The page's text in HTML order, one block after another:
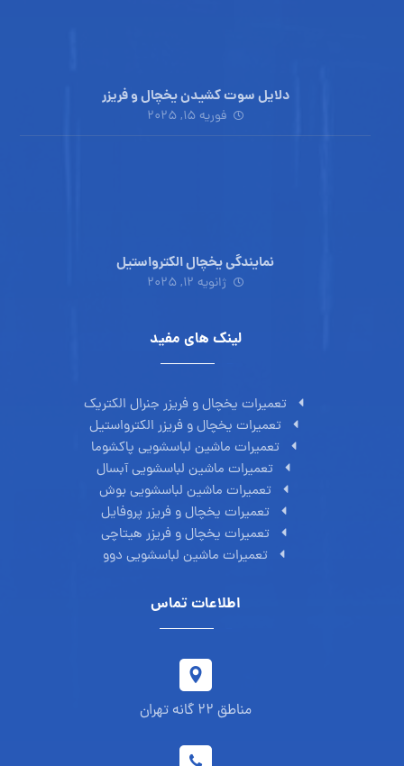
دلایل سوت کشیدن یخچال و فریزر
فوریه ۱۵, ۲۰۲۵
نمایندگی یخچال الکترواستیل
ژانویه ۱۲, ۲۰۲۵
لینک های مفید
تعمیرات یخچال و فریزر جنرال الکتریک
تعمیرات یخچال و فریزر الکترواستیل
تعمیرات ماشین لباسشویی پاکشوما
تعمیرات ماشین لباسشویی آبسال
تعمیرات ماشین لباسشویی بوش
تعمیرات یخچال و فریزر پروفایل
تعمیرات یخچال و فریزر هیتاچی
تعمیرات ماشین لباسشویی دوو
اطلاعات تماس
مناطق 22 گانه تهران